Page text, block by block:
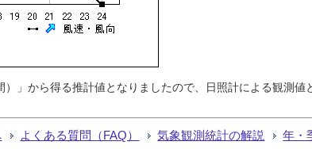
」から得る推計値となりましたので、日照計による観測値
よくある質問（FAQ） 気象観測統計の解説 年・